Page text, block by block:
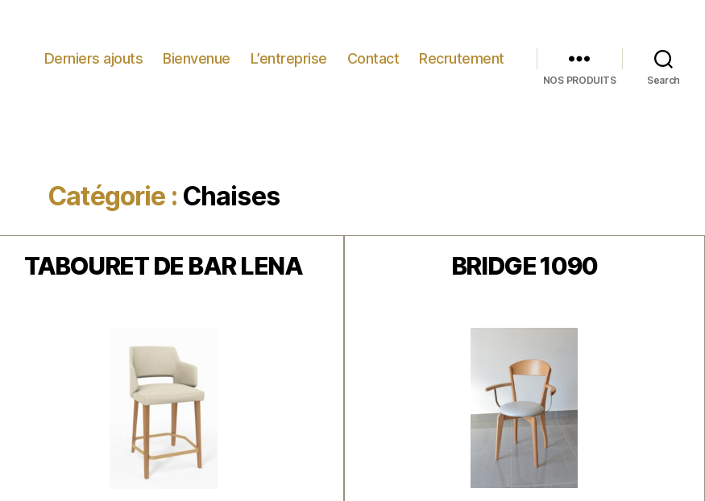
Derniers ajouts Bienvenue L’entreprise Contact Recrutement
NOS PRODUITS Search
Catégorie : Chaises
Catégories
TABOURET DE BAR LENA
Catégories
BRIDGE 1090